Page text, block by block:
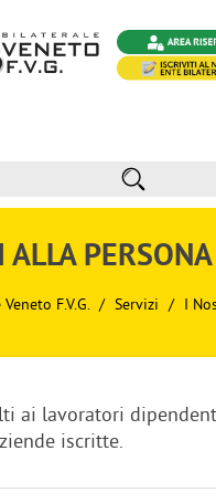
ALLA PERSONA
F.V.G. Servizi I
ai lavoratori
iscritte.